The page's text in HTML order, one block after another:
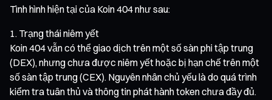
Tình hình hiện tại của Koin 404 như sau:
Trạng thái niêm yết
Koin 404 vẫn có thể giao dịch trên một số sàn phi tập trung
(DEX), nhưng chưa được niêm yết hoặc bị hạn chế trên một
số sàn tập trung (CEX). Nguyên nhân chủ yếu là do quá trình
kiểm tra tuân thủ và thông tin phát hành token chưa đầy đủ.